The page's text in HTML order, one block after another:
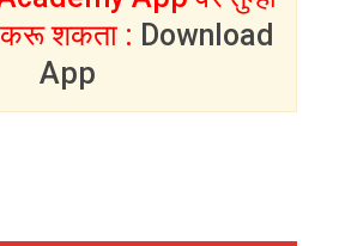
शकता : Download
App